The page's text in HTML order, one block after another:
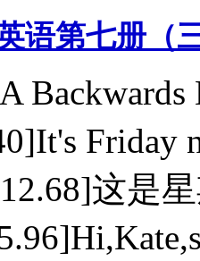
语第七册（
Friday
这是